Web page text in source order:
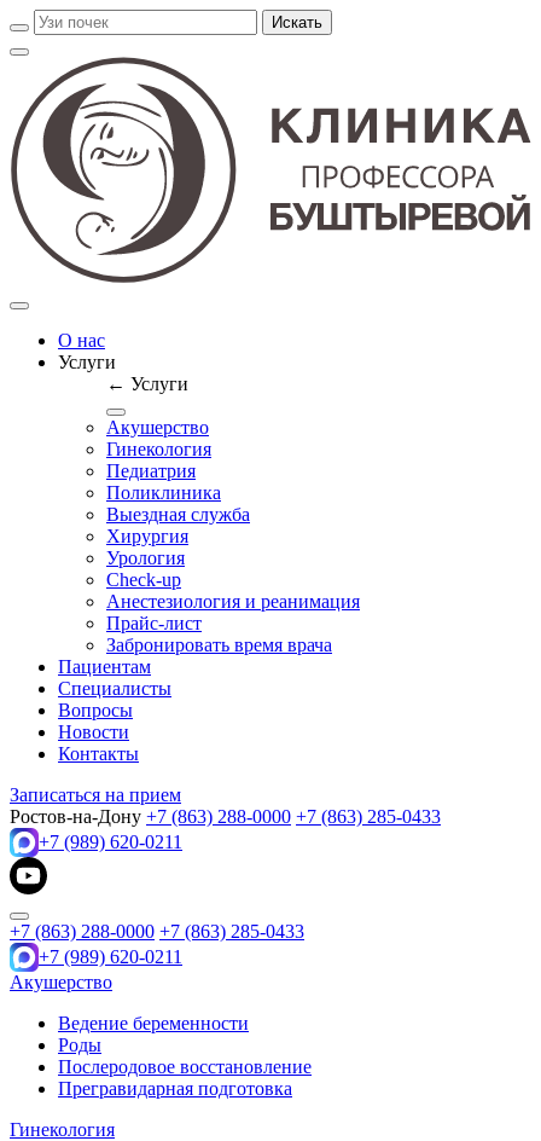
О нас
Услуги
← Услуги
Акушерство
Гинекология
Педиатрия
Поликлиника
Выездная служба
Хирургия
Урология
Check-up
Анестезиология и реанимация
Прайс-лист
Забронировать время врача
Пациентам
Специалисты
Вопросы
Новости
Контакты
Записаться на прием
Ростов-на-Дону +7 (863) 288-0000 +7 (863) 285-0433
+7 (989) 620-0211
+7 (863) 288-0000 +7 (863) 285-0433
+7 (989) 620-0211
Акушерство
Ведение беременности
Роды
Послеродовое восстановление
Прегравидарная подготовка
Гинекология